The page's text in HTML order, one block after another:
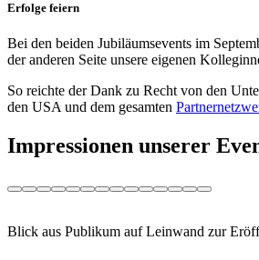
Erfolge feiern
Bei den beiden Jubiläumsevents im
der anderen Seite unsere eigenen
So reichte der Dank zu Recht von den
den USA und dem gesamten
Impressionen unserer
Blick aus Publikum auf Leinwand zur